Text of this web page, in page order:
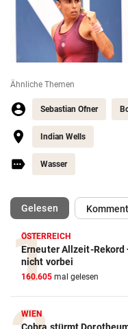
Ähnliche Themen
Sebastian Ofner
Indian Wells
Wasser
Gelesen(ausgewählt)
ÖSTERREICH
Erneuter Allzeit-Rekord
nicht vorbei
160.605 mal gelesen
WIEN
Action-Cam Vergleich
ZUM VERGLEICH
Crosstrainer Vergleich